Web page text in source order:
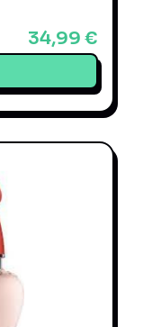
34,99 €